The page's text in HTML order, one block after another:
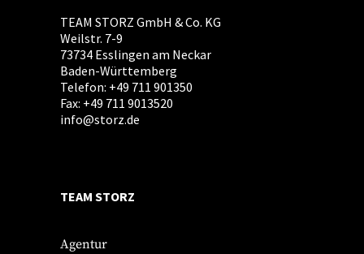
TEAM STORZ GmbH & Co. KG
Weilstr. 7-9
73734 Esslingen am Neckar
Baden-Württemberg
Telefon: +49 711 901350
Fax: +49 711 9013520
info@storz.de
TEAM STORZ
Agentur